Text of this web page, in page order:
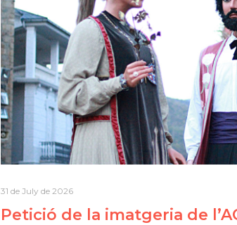
31 de July de 2026
Petició de la imatgeria de